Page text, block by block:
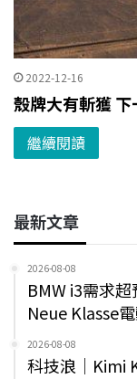
2022-12-16
殼牌大有斬獲
繼續閱讀
最新文章
2026-08-08
BMW i3需求
Neue Klasse
2026-08-08
科技浪｜Kimi